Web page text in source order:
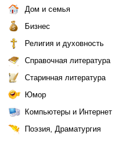
Дом и семья
Бизнес
Религия и духовность
Справочная литература
Старинная литература
Юмор
Компьютеры и Интернет
Поэзия, Драматургия